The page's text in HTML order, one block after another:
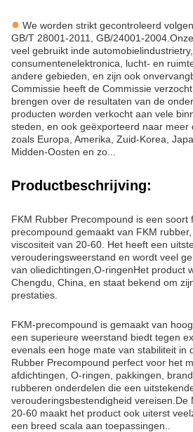
● We worden strikt gecontroleerd
GB/T 28001-2011, GB/24001-2004. Onze
veel gebruikt inde automobielindustrietry,
consumentenelektronica, lucht- en
andere gebieden , en zijn ook
Commissie heeft de Commissie
brengen over de resultaten van de
producten worden verkocht aan vele
steden, en ook geëxporteerd naar
zoals Europa, Amerika, Zuid-Korea,
Midden-Oosten en zo...
Productbeschrijving:
FKM Rubber Precompound is een soort
precompound gemaakt van FKM
viscositeit van 20-60. Het heeft een
verouderingsweerstand en wordt veel
van oliedichtingen,O-ringenHet product
Chengdu, China, en staat bekend om
prestaties.
FKM-precompound is gemaakt van
een superieure weerstand biedt tegen
evenals een hoge mate van stabiliteit in
Rubber Precompound perfect voor het
afdichtingen, O-ringen, pakkingen,
rubberen onderdelen die een
verouderingsbestendigheid vereisen.De
20-60 maakt het product ook uiterst
een breed scala aan toepassingen..